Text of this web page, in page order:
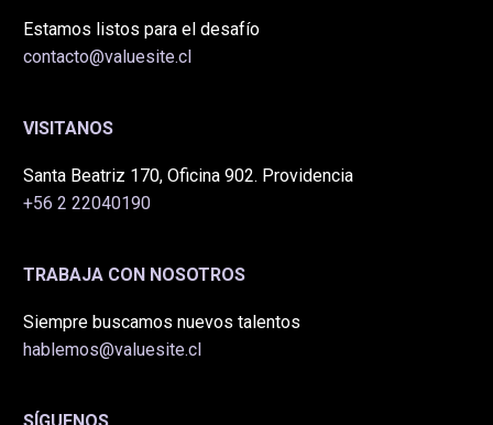
Estamos listos para el desafío
contacto@valuesite.cl
VISITANOS
Santa Beatriz 170, Oficina 902. Providencia
+56 2 22040190
TRABAJA CON NOSOTROS
Siempre buscamos nuevos talentos
hablemos@valuesite.cl